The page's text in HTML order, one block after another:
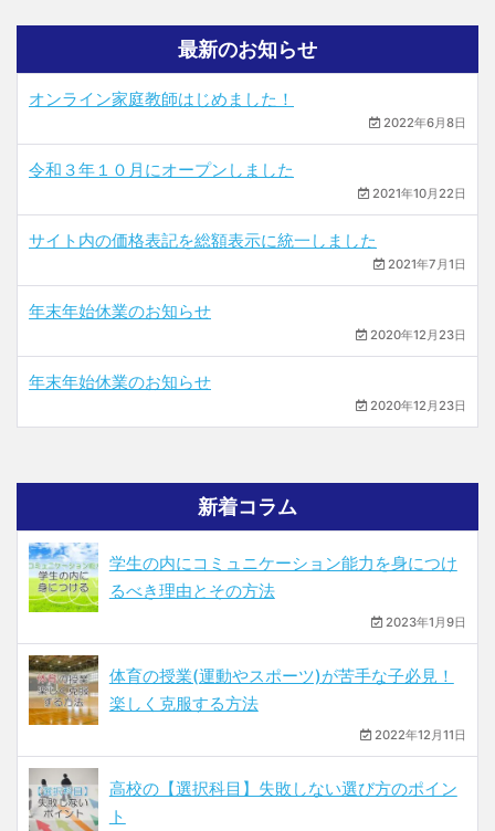
最新のお知らせ
オンライン家庭教師はじめました！
2022年6月8日
令和３年１０月にオープンしました
2021年10月22日
サイト内の価格表記を総額表示に統一しました
2021年7月1日
年末年始休業のお知らせ
2020年12月23日
年末年始休業のお知らせ
2020年12月23日
新着コラム
学生の内にコミュニケーション能力を身につけ
るべき理由とその方法
2023年1月9日
体育の授業(運動やスポーツ)が苦手な子必見！
楽しく克服する方法
2022年12月11日
高校の【選択科目】失敗しない選び方のポイン
ト